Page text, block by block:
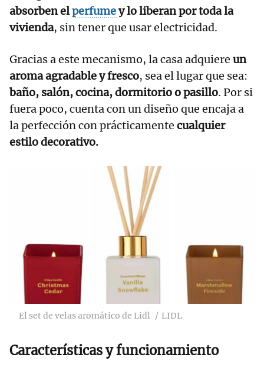
absorben elperfumey lo liberan por toda la
vivienda, sin tener que usar electricidad.
Gracias a este mecanismo, la casa adquiere un
aroma agradable y fresco, sea el lugar que sea:
baño, salón, cocina, dormitorio o pasillo. Por si
fuera poco, cuenta con un diseño que encaja a
la perfección con prácticamente cualquier
estilo decorativo.
El set de velas aromático de Lidl LIDL
Características y funcionamiento